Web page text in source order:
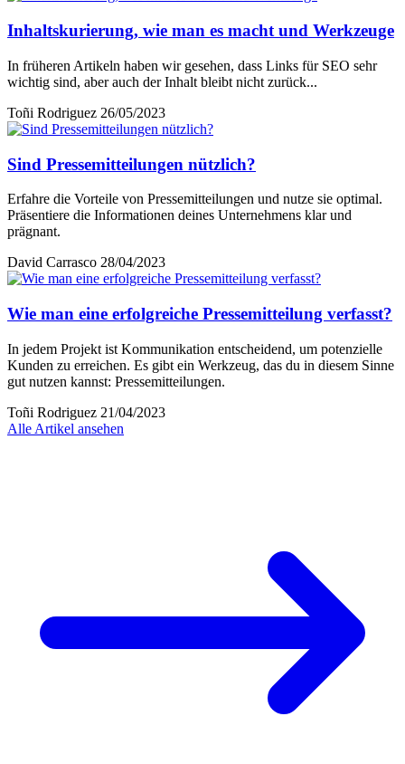
Inhaltskurierung, wie man es macht und Werkzeuge
In früheren Artikeln haben wir gesehen, dass Links für SEO sehr
wichtig sind, aber auch der Inhalt bleibt nicht zurück...
Toñi Rodriguez 26/05/2023
Sind Pressemitteilungen nützlich?
Erfahre die Vorteile von Pressemitteilungen und nutze sie optimal.
Präsentiere die Informationen deines Unternehmens klar und
prägnant.
David Carrasco 28/04/2023
Wie man eine erfolgreiche Pressemitteilung verfasst?
In jedem Projekt ist Kommunikation entscheidend, um potenzielle
Kunden zu erreichen. Es gibt ein Werkzeug, das du in diesem Sinne
gut nutzen kannst: Pressemitteilungen.
Toñi Rodriguez 21/04/2023
Alle Artikel ansehen